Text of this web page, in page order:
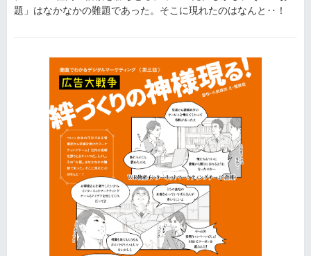
題」はなかなかの難題であった。そこに現れたのはなんと‥！